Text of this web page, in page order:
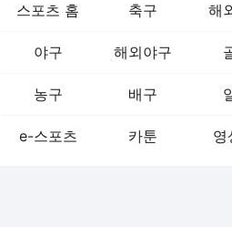
스포츠 홈 축구 해
야구 해외야구
농구 배구
e-스포츠 카툰 영